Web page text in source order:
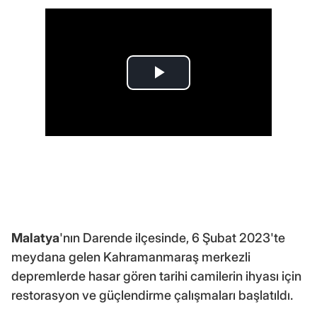
Malatya'nın Darende ilçesinde, 6 Şubat 2023'te
meydana gelen Kahramanmaraş merkezli
depremlerde hasar gören tarihi camilerin ihyası için
restorasyon ve güçlendirme çalışmaları başlatıldı.